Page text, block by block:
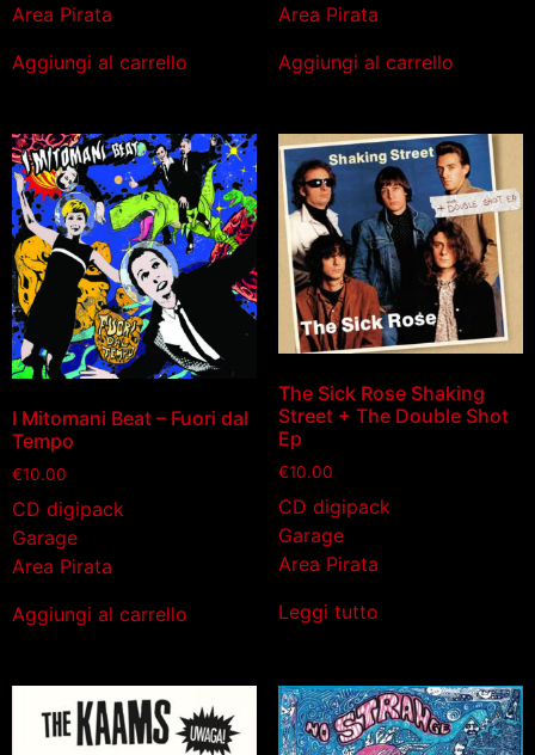
Area Pirata
Aggiungi al carrello
Area Pirata
Aggiungi al carrello
I Mitomani Beat – Fuori dal
Tempo
€10.00
CD digipack
Garage
Area Pirata
Aggiungi al carrello
The Sick Rose Shaking
Street + The Double Shot
Ep
€10.00
CD digipack
Garage
Area Pirata
Leggi tutto